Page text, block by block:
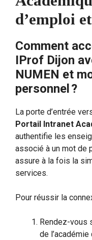
d’emploi
Comment
IProf Dijon
NUMEN et
personnel ?
La porte d’entrée
Portail Intranet
authentifie les
associé à un mot de
assure à la fois la
services.
Pour réussir la
Rendez-vous
de l’académie